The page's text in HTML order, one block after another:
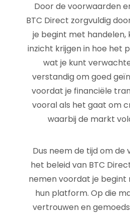
Door de voorwaarden
BTC Direct zorgvuldig
je begint met handelen,
inzicht krijgen in hoe het
wat je kunt
verstandig om goed
voordat je financiële
vooral als het gaat om
waarbij de markt
Dus neem de tijd om de
het beleid van BTC
nemen voordat je begint
hun platform. Op die
vertrouwen en